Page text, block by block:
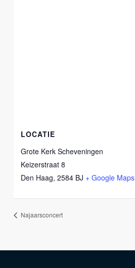
LOCATIE
Grote Kerk Scheveningen
Keizerstraat 8
Den Haag, 2584 BJ + Google Maps
Najaarsconcert